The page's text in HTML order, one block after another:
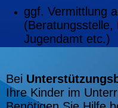
ggf. Vermittlung
(Beratungsstelle,
Jugendamt etc.)
Bei
Ihre Kinder im